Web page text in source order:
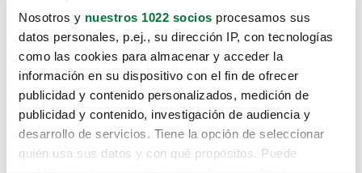
Nosotros y nuestros 1022 socios procesamos sus
datos personales, p.ej., su dirección IP, con tecnologías
como las cookies para almacenar y acceder la
información en su dispositivo con el fin de ofrecer
publicidad y contenido personalizados, medición de
publicidad y contenido, investigación de audiencia y
desarrollo de servicios. Tiene la opción de seleccionar
quién usa sus datos y con qué propósitos. Puede
Lo sentimos, no sabemos como
te hemos traido hasta aquí.
Pero puedes encontrar el coche que estás
buscando en alguno de estos enlaces: